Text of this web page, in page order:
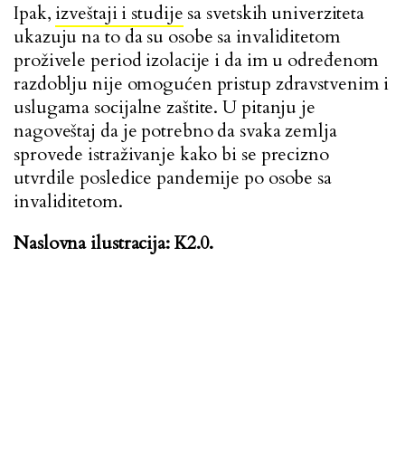
Ipak, izveštaji i studije sa svetskih univerziteta
ukazuju na to da su osobe sa invaliditetom
proživele period izolacije i da im u određenom
razdoblju nije omogućen pristup zdravstvenim i
uslugama socijalne zaštite. U pitanju je
nagoveštaj da je potrebno da svaka zemlja
sprovede istraživanje kako bi se precizno
utvrdile posledice pandemije po osobe sa
invaliditetom.
Naslovna ilustracija: K2.0.